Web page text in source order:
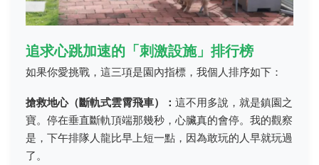
追求心跳加速的「刺激設施」排行榜
如果你愛挑戰，這三項是園內指標，我個人排序如下：
搶救地心（斷軌式雲霄飛車）： 這不用多說，就是鎮園之
寶。停在垂直斷軌頂端那幾秒，心臟真的會停。我的觀察
是，下午排隊人龍比早上短一點，因為敢玩的人早就玩過
了。